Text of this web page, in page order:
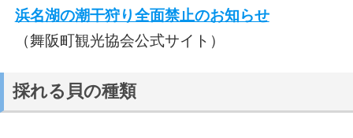
浜名湖の潮干狩り全面禁止のお知らせ
（舞阪町観光協会公式サイト）
採れる貝の種類